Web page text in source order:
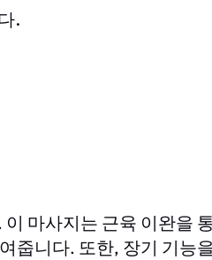
.
마사지는 근육 이완을
줍니다. 또한, 장기 기능